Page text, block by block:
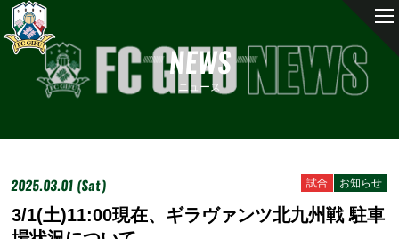
NEWS
ニュース
2025.03.01 (Sat) お知らせ
試合
3/1(土)11:00現在、ギラヴァンツ北九州戦 駐車